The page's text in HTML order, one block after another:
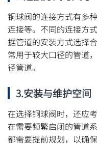
铜球阀的连接方式有多
连接等。不同的连接方
据管道的安装方式选择
常用于较大口径的管道
径管道。
3.安装与维护空间
在选择铜球阀时，还应
在需要频繁启闭的管道
都需要提前规划，以确